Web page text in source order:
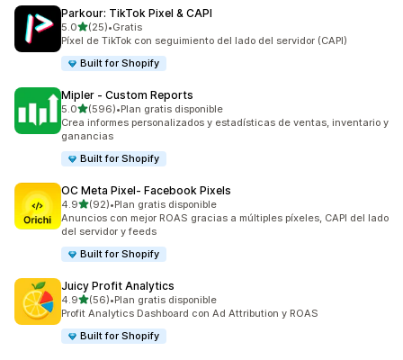
Parkour: TikTok Pixel & CAPI
5.0de 5 estrellas
(25)
25 reseñas en total
•Gratis
Píxel de TikTok con seguimiento del lado del servidor (CAPI)
Built for Shopify
Mipler ‑ Custom Reports
5.0de 5 estrellas
(596)
596 reseñas en total
•Plan gratis disponible
Crea informes personalizados y estadísticas de ventas, inventario y
ganancias
Built for Shopify
OC Meta Pixel‑ Facebook Pixels
4.9de 5 estrellas
(92)
92 reseñas en total
•Plan gratis disponible
Anuncios con mejor ROAS gracias a múltiples píxeles, CAPI del lado
del servidor y feeds
Built for Shopify
Juicy Profit Analytics
4.9de 5 estrellas
(56)
56 reseñas en total
•Plan gratis disponible
Profit Analytics Dashboard con Ad Attribution y ROAS
Built for Shopify